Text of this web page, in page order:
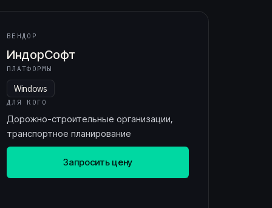
ВЕНДОР
ИндорСофт
ПЛАТФОРМЫ
Windows
ДЛЯ КОГО
Дорожно-строительные организации,
транспортное планирование
Запросить цену